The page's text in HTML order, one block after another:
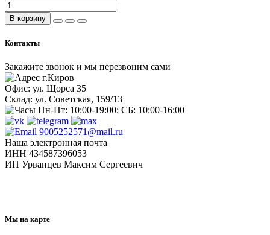
В корзину
Контакты
Закажите звонок и мы перезвоним сами
г.Киров
Офис: ул. Щорса 35
Склад: ул. Советская, 159/13
Пн-Пт: 10:00-19:00; СБ: 10:00-16:00
9005252571@mail.ru
Наша электронная почта
ИНН 434587396053
ИП Урванцев Максим Сергеевич
Мы на карте